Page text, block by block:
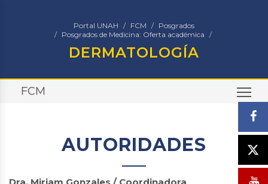
Portal UNAH FCM
Posgrados
Posgrados de Medicina: Oferta académica
DERMATOLOGÍA
FCM
AUTORIDADES